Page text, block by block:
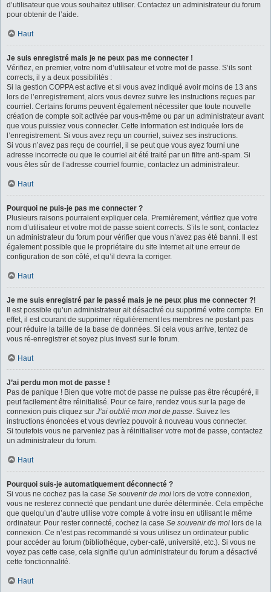
d’utilisateur que vous souhaitez utiliser. Contactez un administrateur du forum
pour obtenir de l’aide.
Haut
Je suis enregistré mais je ne peux pas me connecter !
Vérifiez, en premier, votre nom d’utilisateur et votre mot de passe. S’ils sont
corrects, il y a deux possibilités :
Si la gestion COPPA est active et si vous avez indiqué avoir moins de 13 ans
lors de l’enregistrement, alors vous devrez suivre les instructions reçues par
courriel. Certains forums peuvent également nécessiter que toute nouvelle
création de compte soit activée par vous-même ou par un administrateur avant
que vous puissiez vous connecter. Cette information est indiquée lors de
l’enregistrement. Si vous avez reçu un courriel, suivez ses instructions.
Si vous n’avez pas reçu de courriel, il se peut que vous ayez fourni une
adresse incorrecte ou que le courriel ait été traité par un filtre anti-spam. Si
vous êtes sûr de l’adresse courriel fournie, contactez un administrateur.
Haut
Pourquoi ne puis-je pas me connecter ?
Plusieurs raisons pourraient expliquer cela. Premièrement, vérifiez que votre
nom d’utilisateur et votre mot de passe soient corrects. S’ils le sont, contactez
un administrateur du forum pour vérifier que vous n’avez pas été banni. Il est
également possible que le propriétaire du site Internet ait une erreur de
configuration de son côté, et qu’il devra la corriger.
Haut
Je me suis enregistré par le passé mais je ne peux plus me connecter ?!
Il est possible qu’un administrateur ait désactivé ou supprimé votre compte. En
effet, il est courant de supprimer régulièrement les membres ne postant pas
pour réduire la taille de la base de données. Si cela vous arrive, tentez de
vous ré-enregistrer et soyez plus investi sur le forum.
Haut
J’ai perdu mon mot de passe !
Pas de panique ! Bien que votre mot de passe ne puisse pas être récupéré, il
peut facilement être réinitialisé. Pour ce faire, rendez vous sur la page de
connexion puis cliquez sur J’ai oublié mon mot de passe. Suivez les
instructions énoncées et vous devriez pouvoir à nouveau vous connecter.
Si toutefois vous ne parveniez pas à réinitialiser votre mot de passe, contactez
un administrateur du forum.
Haut
Pourquoi suis-je automatiquement déconnecté ?
Si vous ne cochez pas la case Se souvenir de moi lors de votre connexion,
vous ne resterez connecté que pendant une durée déterminée. Cela empêche
que quelqu’un d’autre utilise votre compte à votre insu en utilisant le même
ordinateur. Pour rester connecté, cochez la case Se souvenir de moi lors de la
connexion. Ce n’est pas recommandé si vous utilisez un ordinateur public
pour accéder au forum (bibliothèque, cyber-café, université, etc.). Si vous ne
voyez pas cette case, cela signifie qu’un administrateur du forum a désactivé
cette fonctionnalité.
Haut